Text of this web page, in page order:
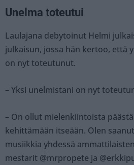
Unelma toteutui
Laulajana debytoinut Helmi
julkaisun, jossa hän kertoo, että
on nyt toteutunut.
– Yksi unelmistani on nyt
– On ollut mielenkiintoista
kehittämään itseään. Olen
musiikkia yhdessä
mestarit @mrpropete ja